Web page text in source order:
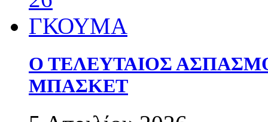
Ο ΤΕΛΕΥΤΑΙΟΣ
ΜΠΑΣΚΕΤ